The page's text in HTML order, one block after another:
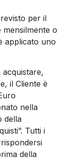
per il
o
applicato uno
il Cliente è
nella
della
Tutti i
della